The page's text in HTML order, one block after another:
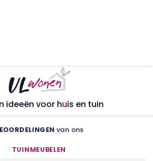
ideeën voor huis en tuin
van ons
TUINMEUBELEN